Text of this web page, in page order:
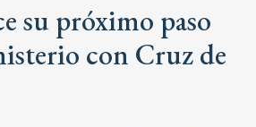
su próximo paso
con Cruz de